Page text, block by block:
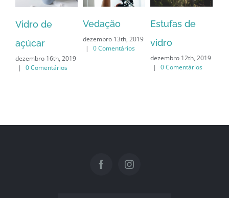
Vidro de
açúcar
dezembro 16th, 2019
|
0 Comentários
Vedação
dezembro 13th, 2019
|
0 Comentários
Estufas de
vidro
dezembro 12th, 2019
|
0 Comentários